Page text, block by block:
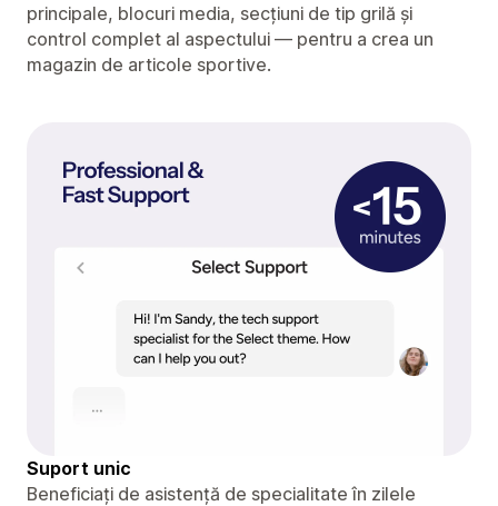
principale, blocuri media, secțiuni de tip grilă și
control complet al aspectului — pentru a crea un
magazin de articole sportive.
Suport unic
Beneficiați de asistență de specialitate în zilele